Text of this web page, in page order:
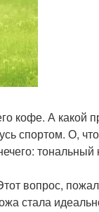
кофе. А какой
спортом. О,
тональный
вопрос,
стала